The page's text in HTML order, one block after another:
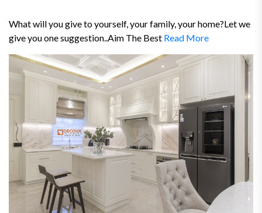
What will you give to yourself, your family, your home?Let we
give you one suggestion..Aim The Best Read More